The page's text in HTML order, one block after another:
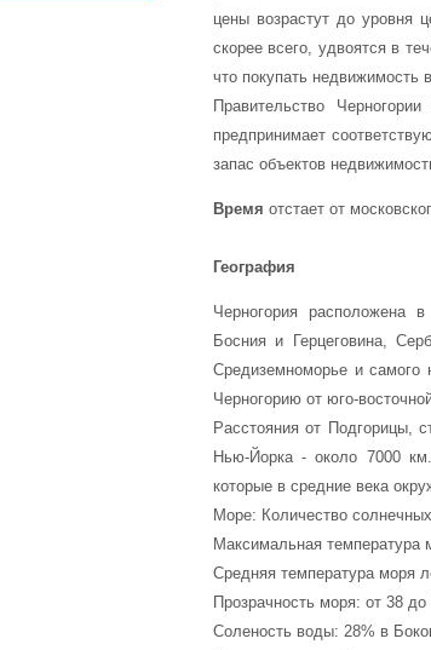
цены возрастут до уровня
скорее всего, удвоятся в
что покупать недвижимость
Правительство
предпринимает
запас объектов
Время отстает от
География
Черногория расположена
Босния и Герцеговина,
Средиземноморье и
Черногорию от юго-
Расстояния от Подгорицы,
Нью-Йорка - около 7000
которые в средние века
Море: Количество
Максимальная температура
Средняя температура моря
Прозрачность моря: от 38
Соленость воды: 28% в